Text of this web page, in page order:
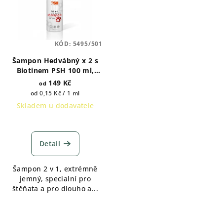
Šampon Hedvábný x 2 s
Biotinem PSH 100 ml,
1000 ml, 5000 ml
od 149 Kč
Měrná
cena:
od 0,15 Kč / 1 ml
Skladem u dodavatele
hodnocení
produktu
z
5
hvězdiček.
Detail
Šampon 2 v 1, extrémně
jemný, specialní pro
štěňata a pro dlouho a...
KÓD: 5495/501